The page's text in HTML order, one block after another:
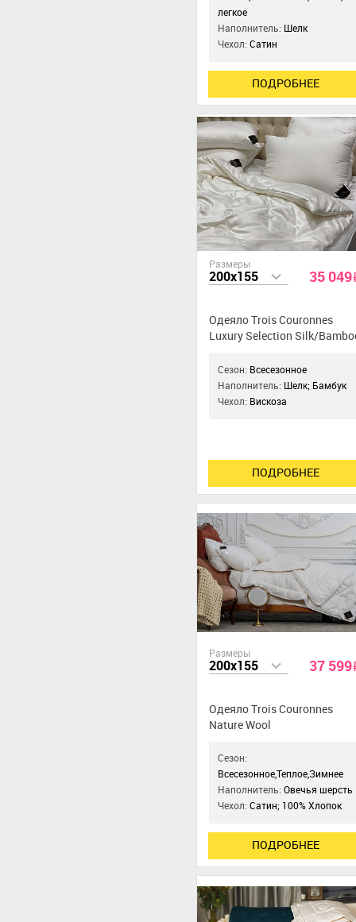
легкое
Наполнитель: Шелк
Чехол:Сатин
ПОДРОБНЕЕ
Размеры
200x155 35 049
Одеяло Trois Couronnes
Luxury Selection Silk/
Сезон: Всесезонное
Наполнитель: Шелк; Бамбук
Чехол: Вискоза
ПОДРОБНЕЕ
Размеры
200x155 37 599
Одеяло Trois Couronnes
Nature Wool
Сезон:
Всесезонное,Теплое,Зимнее
Наполнитель:Овечья шерсть
Чехол:Сатин; 100% Хлопок
ПОДРОБНЕЕ